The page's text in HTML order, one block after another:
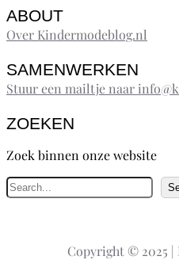
ABOUT
Over Kindermodeblog.nl
SAMENWERKEN
Stuur een mailtje naar
ZOEKEN
Zoek binnen onze website
Copyright © 2025